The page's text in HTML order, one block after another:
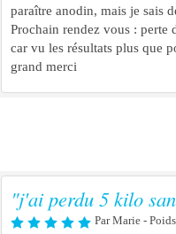
paraître anodin, mais je sais
Prochain rendez vous : perte
car vu les résultats plus que
grand merci
"j'ai perdu 5 kilo
Par Marie - Poids